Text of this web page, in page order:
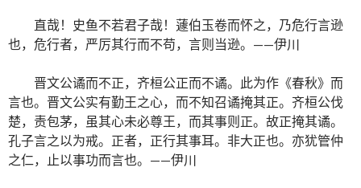
直哉！史鱼不若君子哉！蘧伯玉卷而怀之，乃危行言逊
也，危行者，严厉其行而不苟，言则当逊。——伊川
晋文公谲而不正，齐桓公正而不谲。此为作《春秋》而
言也。晋文公实有勤王之心，而不知召谲掩其正。齐桓公伐
楚，责包茅，虽其心未必尊王，而其事则正。故正掩其谲。
孔子言之以为戒。正者，正行其事耳。非大正也。亦犹管仲
之仁，止以事功而言也。——伊川